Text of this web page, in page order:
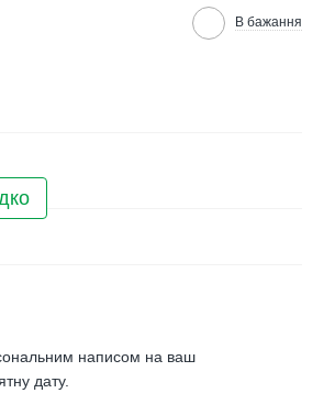
В бажання
написом на ваш
дату.